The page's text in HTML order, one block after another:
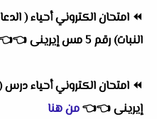
⏪ امتحان الكتروني أحياء (
النبات) رقم 5 مس إيرينى
👈
⏪ امتحان الكتروني أحياء
إيرينى👈
👈من هنا